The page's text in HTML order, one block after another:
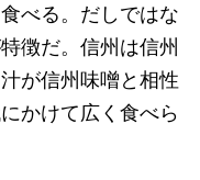
べる。だしではな
徴だ。信州は信州
が信州味噌と相性
かけて広く食べら